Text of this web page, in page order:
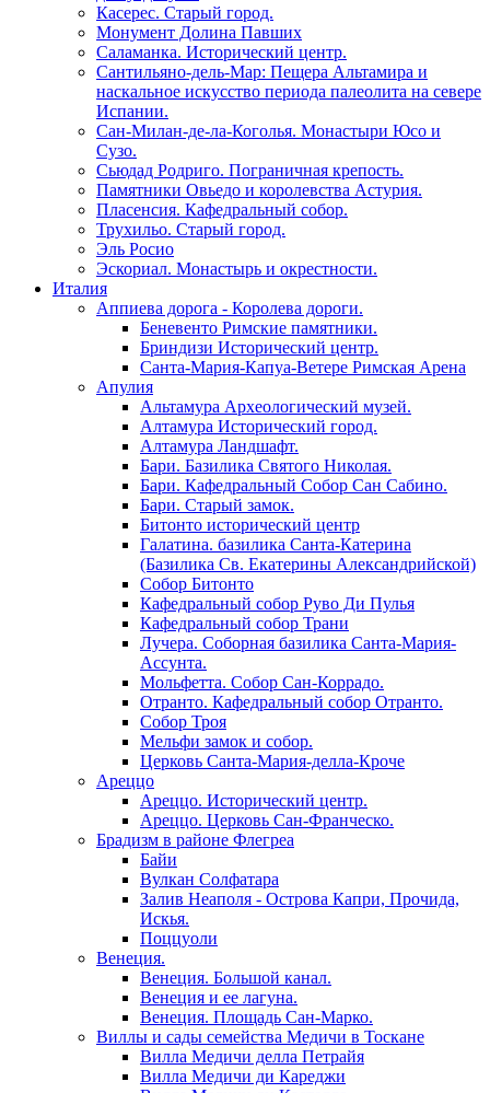
Касерес. Старый город.
Монумент Долина Павших
Саламанка. Исторический центр.
Сантильяно-дель-Мар: Пещера Альтамира и
наскальное искусство периода палеолита на севере
Испании.
Сан-Милан-де-ла-Коголья. Монастыри Юсо и
Сузо.
Сьюдад Родриго. Пограничная крепость.
Памятники Овьедо и королевства Астурия.
Пласенсия. Кафедральный собор.
Трухильо. Старый город.
Эль Росио
Эскориал. Монастырь и окрестности.
Италия
Аппиева дорога - Королева дороги.
Беневенто Римские памятники.
Бриндизи Исторический центр.
Санта-Мария-Капуа-Ветере Римская Арена
Апулия
Альтамура Археологический музей.
Алтамура Исторический город.
Алтамура Ландшафт.
Бари. Базилика Святого Николая.
Бари. Кафедральный Собор Сан Сабино.
Бари. Старый замок.
Битонто исторический центр
Галатина. базилика Санта-Катерина
(Базилика Св. Екатерины Александрийской)
Собор Битонто
Кафедральный собор Руво Ди Пулья
Кафедральный собор Трани
Лучера. Соборная базилика Санта-Мария-
Ассунта.
Мольфетта. Собор Сан-Коррадо.
Отранто. Кафедральный собор Отранто.
Собор Троя
Мельфи замок и собор.
Церковь Санта-Мария-делла-Кроче
Ареццо
Ареццо. Исторический центр.
Ареццо. Церковь Сан-Франческо.
Брадизм в районе Флегреа
Байи
Вулкан Солфатара
Залив Неаполя - Острова Капри, Прочида,
Искья.
Поццуоли
Венеция.
Венеция. Большой канал.
Венеция и ее лагуна.
Венеция. Площадь Сан-Марко.
Виллы и сады семейства Медичи в Тоскане
Вилла Медичи делла Петрайя
Вилла Медичи ди Кареджи